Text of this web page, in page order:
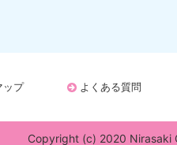
ップ よくある質問
Copyright (c) 2020 Nirasaki